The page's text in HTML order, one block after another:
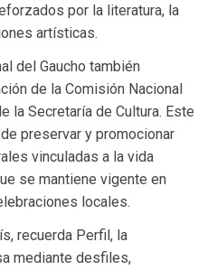
por la literatura, la
artísticas.
del Gaucho también
de la Comisión Nacional
la Secretaría de Cultura. Este
preservar y promocionar
vinculadas a la vida
se mantiene vigente en
locales.
recuerda Perfil, la
mediante desfiles,